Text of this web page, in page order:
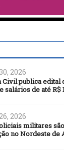
2026
Civil publica edital
salários de até R$
2026
militares
no Nordeste de